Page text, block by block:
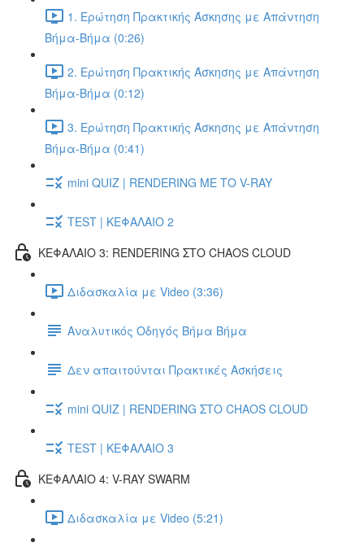
1. Ερώτηση Πρακτικής Άσκησης με Απάντηση
Βήμα-Βήμα (0:26)
2. Ερώτηση Πρακτικής Άσκησης με Απάντηση
Βήμα-Βήμα (0:12)
3. Ερώτηση Πρακτικής Άσκησης με Απάντηση
Βήμα-Βήμα (0:41)
mini QUIZ | RENDERING ΜΕ ΤΟ V-RAY
TEST | ΚΕΦΑΛΑΙΟ 2
ΚΕΦΑΛΑΙΟ 3: RENDERING ΣΤΟ CHAOS CLOUD
Διδασκαλία με Video (3:36)
Αναλυτικός Οδηγός Βήμα Βήμα
Δεν απαιτούνται Πρακτικές Ασκήσεις
mini QUIZ | RENDERING ΣΤΟ CHAOS CLOUD
TEST | ΚΕΦΑΛΑΙΟ 3
ΚΕΦΑΛΑΙΟ 4: V-RAY SWARM
Διδασκαλία με Video (5:21)